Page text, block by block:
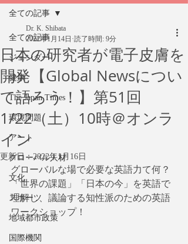
全ての記事
ジェンダー
健康
The Japan Times
環境問題
アート
グローバル人材
文化
スポーツ
地域都市政策
国際機関
全ての記事
日本の研究者が電子皮膚を
開発【Global Newsについ
て語ろう！】第51回
1/22（土）10時＠オンラ
イン
Dr. K. Shibata
2022年1月14日 読了時間: 9分
更新日：2022年1月16日
グローバルな場で必要な英語力て何？
「世界の課題」「日本の今」を英語で
理解し、議論する知性派のための英語
ワークショップ！